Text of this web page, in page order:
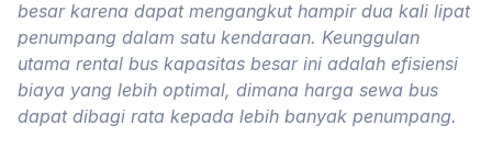
besar karena dapat mengangkut hampir dua kali lipat
penumpang dalam satu kendaraan. Keunggulan
utama rental bus kapasitas besar ini adalah efisiensi
biaya yang lebih optimal, dimana harga sewa bus
dapat dibagi rata kepada lebih banyak penumpang.